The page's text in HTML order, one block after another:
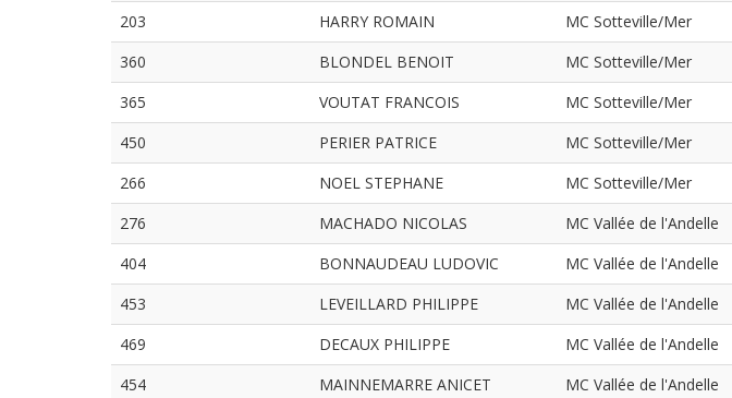
203
HARRY ROMAIN MC Sotteville/Mer
360
BLONDEL BENOIT MC Sotteville/Mer
365
VOUTAT FRANCOIS MC Sotteville/Mer
450
PERIER PATRICE MC Sotteville/Mer
266
NOEL STEPHANE MC Sotteville/Mer
276
MACHADO NICOLAS MC Vallée de l'Andelle
404
BONNAUDEAU LUDOVIC MC Vallée de l'Andelle
453
LEVEILLARD PHILIPPE MC Vallée de l'Andelle
469
DECAUX PHILIPPE MC Vallée de l'Andelle
454
MAINNEMARRE ANICET MC Vallée de l'Andelle